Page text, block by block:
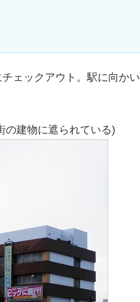
ェックアウト。駅に向かい
の建物に遮られている)